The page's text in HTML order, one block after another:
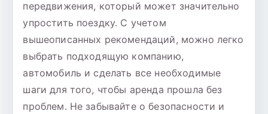
передвижения, который может значительно
упростить поездку. С учетом
вышеописанных рекомендаций, можно легко
выбрать подходящую компанию,
автомобиль и сделать все необходимые
шаги для того, чтобы аренда прошла без
проблем. Не забывайте о безопасности и